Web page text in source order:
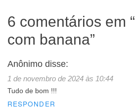
6 comentários em “
com banana”
Anônimo disse:
1 de novembro de 2024 às 10:44
Tudo de bom !!!
RESPONDER